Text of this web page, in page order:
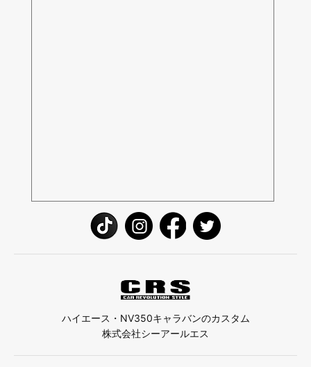
ハイエース・NV350キャラバンのカスタム
株式会社シーアールエス